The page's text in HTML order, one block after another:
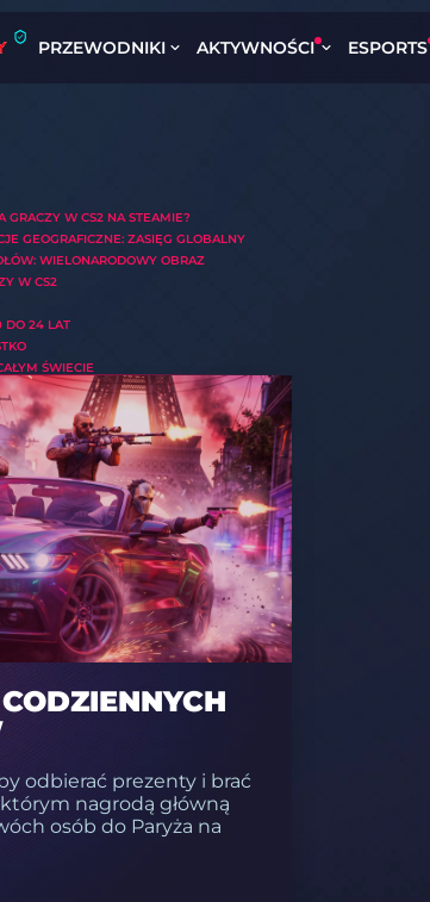
PRZEWODNIKI AKTYWNOŚCI ESPORTS
GRACZY W CS2 NA STEAMIE?
GEOGRAFICZNE: ZASIĘG GLOBALNY
WIELONARODOWY OBRAZ
W CS2
DO 24 LAT
ŚWIECIE
odbierać prezenty i brać
nagrodą główną
osób do Paryża na